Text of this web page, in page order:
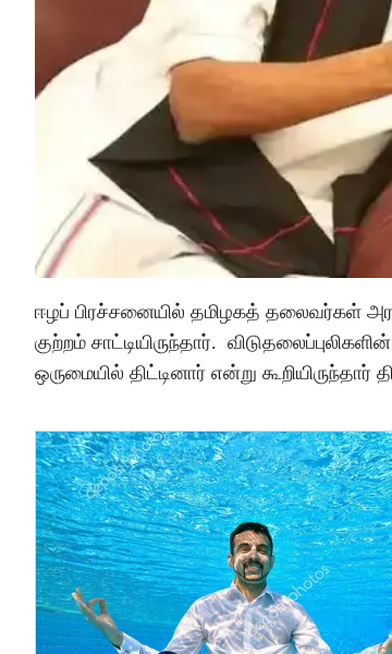
ஈழப் பிரச்சனையில் தமிழகத் தலைவர்கள்
குற்றம் சாட்டியிருந்தார்.
ஒருமையில் திட்டினார் என்று கூறியிருந்தார்